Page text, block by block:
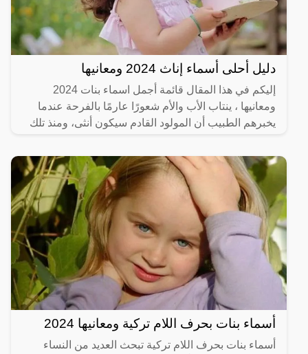
دليل أحلى أسماء إناث 2024 ومعانيها
إليكم في هذا المقال قائمة أجمل اسماء بنات 2024
ومعانيها ، ينتاب الأب والأم شعورًا عارمًا بالفرحة عندما
يخبرهم الطبيب أن المولود القادم سيكون أنثى، ومنذ تلك
أسماء بنات بحرف اللام تركية ومعانيها 2024
أسماء بنات بحرف اللام تركية تبحث العديد من النساء